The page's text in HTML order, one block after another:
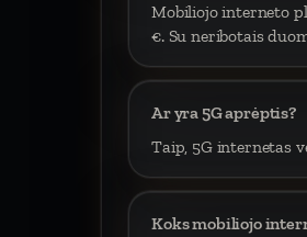
Mobiliojo interneto
€. Su neribotais
Ar yra 5G aprėptis?
Taip, 5G internetas
Koks mobiliojo